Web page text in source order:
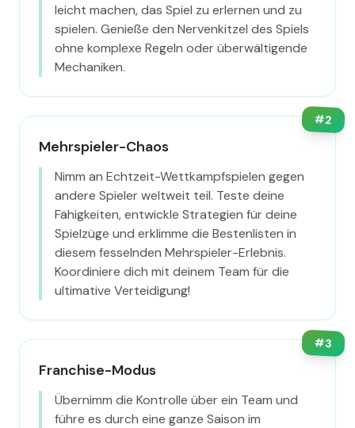
leicht machen, das Spiel zu erlernen und zu
spielen. Genieße den Nervenkitzel des Spiels
ohne komplexe Regeln oder überwältigende
Mechaniken.
#2
Mehrspieler-Chaos
Nimm an Echtzeit-Wettkampfspielen gegen
andere Spieler weltweit teil. Teste deine
Fähigkeiten, entwickle Strategien für deine
Spielzüge und erklimme die Bestenlisten in
diesem fesselnden Mehrspieler-Erlebnis.
Koordiniere dich mit deinem Team für die
ultimative Verteidigung!
#3
Franchise-Modus
Übernimm die Kontrolle über ein Team und
führe es durch eine ganze Saison im